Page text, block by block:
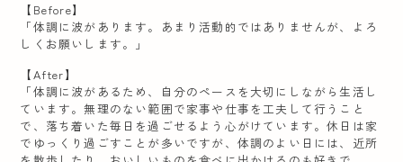
【Before】
「体調に波があります。あまり活動的ではありませんが、よろ
しくお願いします。」
【After】
「体調に波があるため、自分のペースを大切にしながら生活し
ています。無理のない範囲で家事や仕事を工夫して行うこと
で、落ち着いた毎日を過ごせるよう心がけています。休日は家
でゆっくり過ごすことが多いですが、体調のよい日には、近所